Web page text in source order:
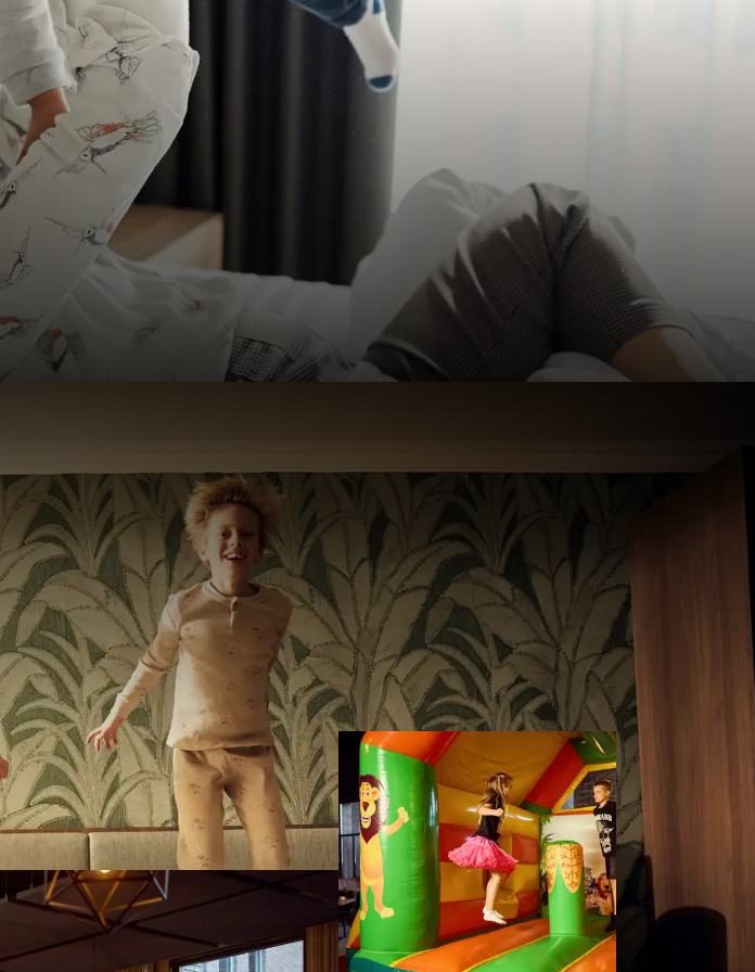
plezier en ontspanning
VOOR HET HELE GEZIN
waar zowel ouders als kinderen genieten?
we culinaire beleving met speelplezier. Terwijl onze
het Live Cooking buffet, vermaken de kinderen zich
kinderhoek. Zo wordt uit eten gaan écht een
voor het hele gezin.